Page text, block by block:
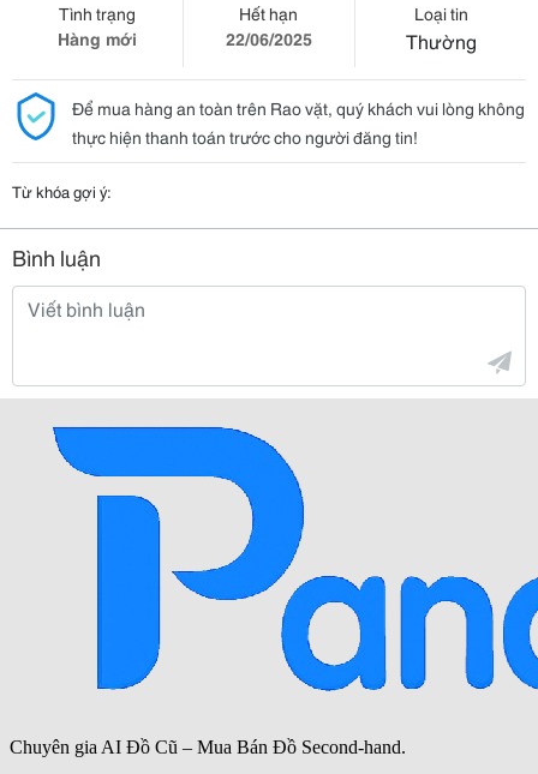
Tình trạng
Hàng mới
Hết hạn
22/06/2025
Loại tin
Thường
Để mua hàng an toàn trên Rao vặt, quý khách vui lòng không
thực hiện thanh toán trước cho người đăng tin!
Từ khóa gợi ý:
Bình luận